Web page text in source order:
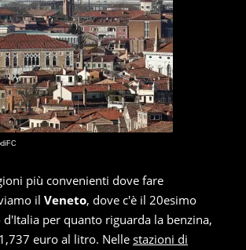
più convenienti dove fare
il Veneto, dove c'è il 20esimo
d'Italia per quanto riguarda la benzina,
euro al litro. Nelle stazioni di